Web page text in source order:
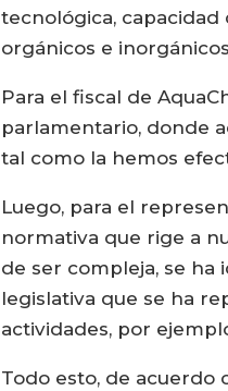
tecnológica,
orgánicos e
Para el fiscal de
parlamentario, donde
tal como la hemos
Luego, para el
normativa que rige a
de ser compleja, se ha
legislativa que se ha
actividades, por
Todo esto, de acuerdo